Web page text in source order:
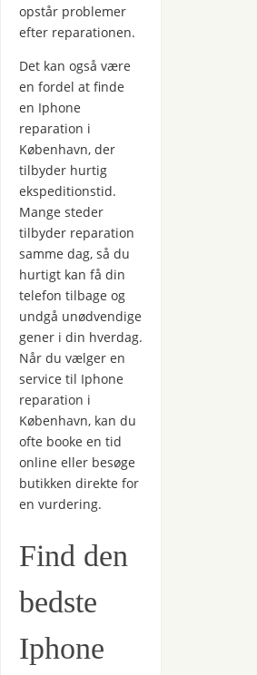
opstår problemer
efter reparationen.
Det kan også være
en fordel at finde
en Iphone
reparation i
København, der
tilbyder hurtig
ekspeditionstid.
Mange steder
tilbyder reparation
samme dag, så du
hurtigt kan få din
telefon tilbage og
undgå unødvendige
gener i din hverdag.
Når du vælger en
service til Iphone
reparation i
København, kan du
ofte booke en tid
online eller besøge
butikken direkte for
en vurdering.
Find den
bedste
Iphone